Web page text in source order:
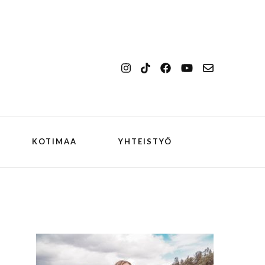
Kangerlussuaq
KOTIMAA
koiran kanssa
YHTEISTYÖ